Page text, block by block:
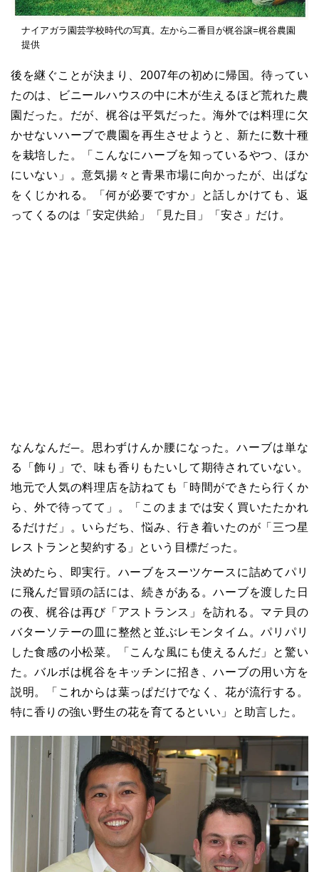
ナイアガラ園芸学校時代の写真。左から二番目が梶谷譲=梶谷農園
提供
後を継ぐことが決まり、2007年の初めに帰国。待ってい
たのは、ビニールハウスの中に木が生えるほど荒れた農
園だった。だが、梶谷は平気だった。海外では料理に欠
かせないハーブで農園を再生させようと、新たに数十種
を栽培した。「こんなにハーブを知っているやつ、ほか
にいない」。意気揚々と青果市場に向かったが、出ばな
をくじかれる。「何が必要ですか」と話しかけても、返
ってくるのは「安定供給」「見た目」「安さ」だけ。
なんなんだ─。思わずけんか腰になった。ハーブは単な
る「飾り」で、味も香りもたいして期待されていない。
地元で人気の料理店を訪ねても「時間ができたら行くか
ら、外で待ってて」。「このままでは安く買いたたかれ
るだけだ」。いらだち、悩み、行き着いたのが「三つ星
レストランと契約する」という目標だった。
決めたら、即実行。ハーブをスーツケースに詰めてパリ
に飛んだ冒頭の話には、続きがある。ハーブを渡した日
の夜、梶谷は再び「アストランス」を訪れる。マテ貝の
バターソテーの皿に整然と並ぶレモンタイム。パリパリ
した食感の小松菜。「こんな風にも使えるんだ」と驚い
た。バルボは梶谷をキッチンに招き、ハーブの用い方を
説明。「これからは葉っぱだけでなく、花が流行する。
特に香りの強い野生の花を育てるといい」と助言した。